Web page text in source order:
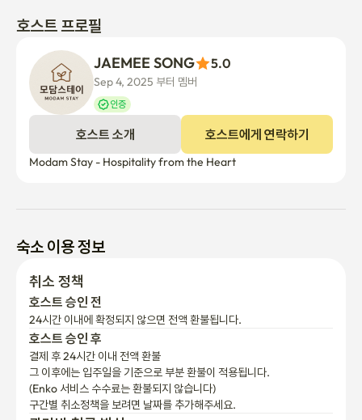
호스트 프로필
JAEMEE SONG 5.0
Sep 4, 2025 부터 멤버
인증
호스트 소개 호스트에게 연락하기
Modam Stay - Hospitality from the Heart
숙소 이용 정보
취소 정책
호스트 승인 전
24시간 이내에 확정되지 않으면 전액 환불됩니다.
호스트 승인 후
결제 후 24시간 이내 전액 환불
그 이후에는 입주일을 기준으로 부분 환불이 적용됩니다.
(Enko 서비스 수수료는 환불되지 않습니다)
구간별 취소정책을 보려면 날짜를 추가해주세요.